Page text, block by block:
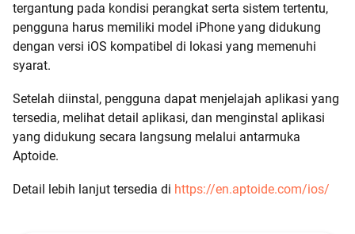
tergantung pada kondisi perangkat serta sistem tertentu,
pengguna harus memiliki model iPhone yang didukung
dengan versi iOS kompatibel di lokasi yang memenuhi
syarat.
Setelah diinstal, pengguna dapat menjelajah aplikasi yang
tersedia, melihat detail aplikasi, dan menginstal aplikasi
yang didukung secara langsung melalui antarmuka
Aptoide.
Detail lebih lanjut tersedia di https://en.aptoide.com/ios/